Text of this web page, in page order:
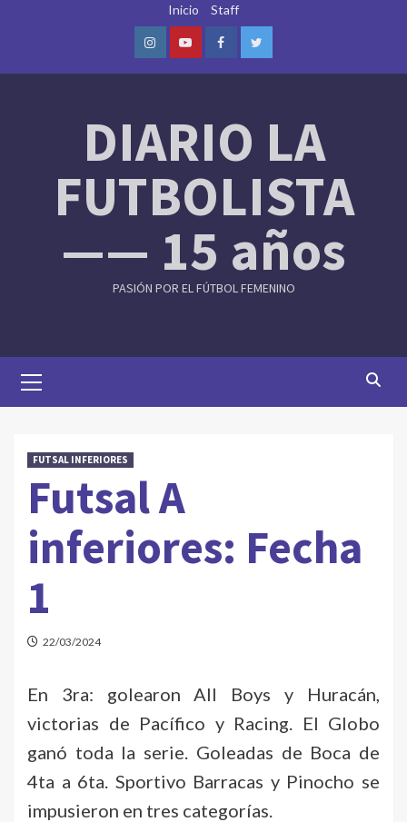
Inicio Staff
InstagramYoutubeFacebookTwitter
DIARIO LA
FUTBOLISTA
—— 15 años
PASIÓN POR EL FÚTBOL FEMENINO
Menu
FUTSAL INFERIORES
Futsal A
inferiores: Fecha
1
22/03/2024
En 3ra: golearon All Boys y Huracán,
victorias de Pacífico y Racing. El Globo
ganó toda la serie. Goleadas de Boca de
4ta a 6ta. Sportivo Barracas y Pinocho se
impusieron en tres categorías.